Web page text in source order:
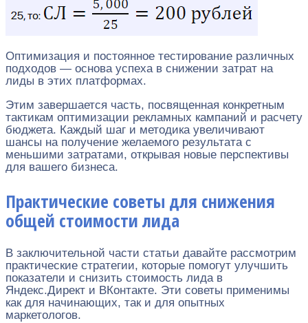
Оптимизация и постоянное тестирование различных
подходов — основа успеха в снижении затрат на
лиды в этих платформах.
Этим завершается часть, посвященная конкретным
тактикам оптимизации рекламных кампаний и расчету
бюджета. Каждый шаг и методика увеличивают
шансы на получение желаемого результата с
меньшими затратами, открывая новые перспективы
для вашего бизнеса.
Практические советы для снижения
общей стоимости лида
В заключительной части статьи давайте рассмотрим
практические стратегии, которые помогут улучшить
показатели и снизить стоимость лида в
Яндекс.Директ и ВКонтакте. Эти советы применимы
как для начинающих, так и для опытных
маркетологов.